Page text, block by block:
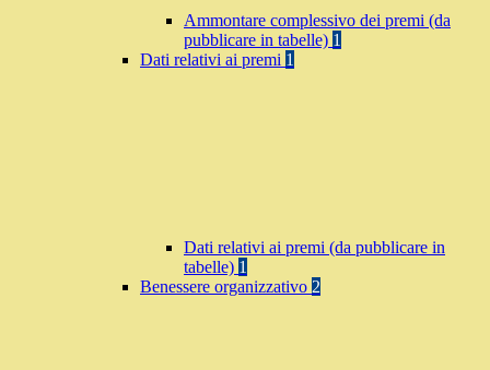
Ammontare complessivo dei premi (da
pubblicare in tabelle) 1
Dati relativi ai premi 1
Dati relativi ai premi (da pubblicare in
tabelle) 1
Benessere organizzativo 2